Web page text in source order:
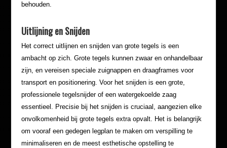
behouden.
Uitlijning en Snijden
Het correct uitlijnen en snijden van grote tegels is een
ambacht op zich. Grote tegels kunnen zwaar en onhandelbaar
zijn, en vereisen speciale zuignappen en draagframes voor
transport en positionering. Voor het snijden is een grote,
professionele tegelsnijder of een watergekoelde zaag
essentieel. Precisie bij het snijden is cruciaal, aangezien elke
onvolkomenheid bij grote tegels extra opvalt. Het is belangrijk
om vooraf een gedegen legplan te maken om verspilling te
minimaliseren en de meest esthetische opstelling te